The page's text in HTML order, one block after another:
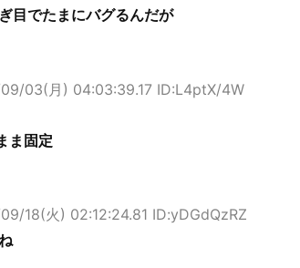
目でたまにバグるんだが
03(月) 04:03:39.17 ID:L4ptX/4W
ま固定
18(火) 02:12:24.81 ID:yDGdQzRZ